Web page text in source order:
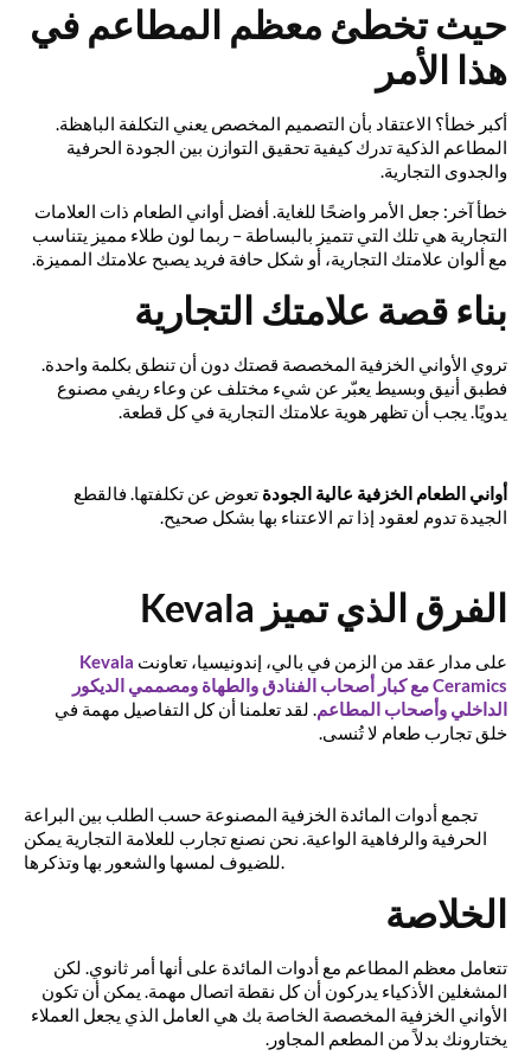
حيث تخطئ معظم المطاعم في
هذا الأمر
أكبر خطأ؟ الاعتقاد بأن التصميم المخصص يعني التكلفة الباهظة.
المطاعم الذكية تدرك كيفية تحقيق التوازن بين الجودة الحرفية
والجدوى التجارية.
خطأ آخر: جعل الأمر واضحًا للغاية. أفضل أواني الطعام ذات العلامات
التجارية هي تلك التي تتميز بالبساطة – ربما لون طلاء مميز يتناسب
مع ألوان علامتك التجارية، أو شكل حافة فريد يصبح علامتك المميزة.
بناء قصة علامتك التجارية
تروي الأواني الخزفية المخصصة قصتك دون أن تنطق بكلمة واحدة.
فطبق أنيق وبسيط يعبّر عن شيء مختلف عن وعاء ريفي مصنوع
يدويًا. يجب أن تظهر هوية علامتك التجارية في كل قطعة.
أواني الطعام الخزفية عالية الجودة تعوض عن تكلفتها. فالقطع
الجيدة تدوم لعقود إذا تم الاعتناء بها بشكل صحيح.
الفرق الذي تميز
على مدار عقد من الزمن في بالي، إندونيسيا، تعاونت Kevala
Ceramicsمع كبار أصحاب الفنادق والطهاة ومصممي الديكور
الداخلي وأصحاب المطاعم. لقد تعلمنا أن كل التفاصيل مهمة في
خلق تجارب طعام لا تُنسى.
تجمع أدوات المائدة الخزفية المصنوعة حسب الطلب بين البراعة
الحرفية والرفاهية الواعية. نحن نصنع تجارب للعلامة التجارية يمكن
للضيوف لمسها والشعور بها وتذكرها.
الخلاصة
تتعامل معظم المطاعم مع أدوات المائدة على أنها أمر ثانوي. لكن
المشغلين الأذكياء يدركون أن كل نقطة اتصال مهمة. يمكن أن تكون
الأواني الخزفية المخصصة الخاصة بك هي العامل الذي يجعل العملاء
يختارونك بدلاً من المطعم المجاور.